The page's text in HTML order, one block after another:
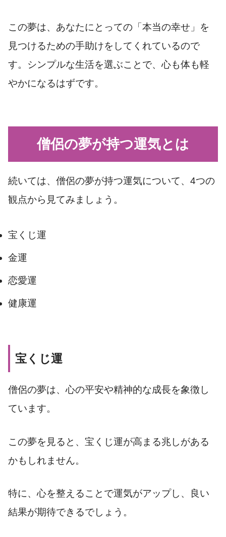
この夢は、あなたにとっての「本当の幸せ」を
見つけるための手助けをしてくれているので
す。シンプルな生活を選ぶことで、心も体も軽
やかになるはずです。
僧侶の夢が持つ運気とは
続いては、僧侶の夢が持つ運気について、4つの
観点から見てみましょう。
宝くじ運
金運
恋愛運
健康運
宝くじ運
僧侶の夢は、心の平安や精神的な成長を象徴し
ています。
この夢を見ると、宝くじ運が高まる兆しがある
かもしれません。
特に、心を整えることで運気がアップし、良い
結果が期待できるでしょう。